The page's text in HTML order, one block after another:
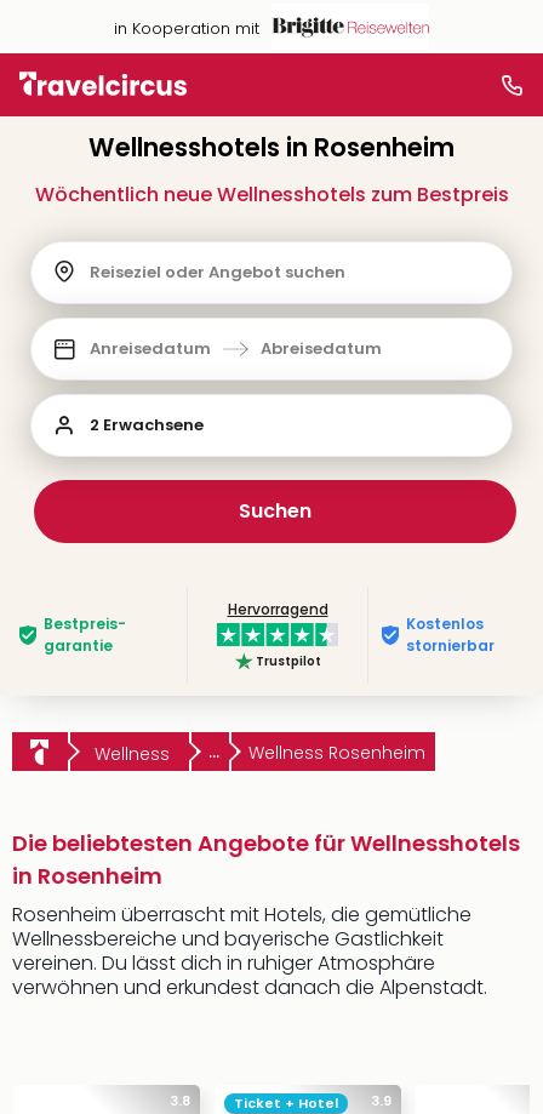
in Kooperation mit
Wellnesshotels in Rosenheim
Wöchentlich neue Wellnesshotels zum Bestpreis
Reiseziel oder Angebot suchen
Anreisedatum Abreisedatum
2 Erwachsene
Suchen
Bestpreis­
garantie
Hervorragend
Trustpilot
Kostenlos
stornierbar
Wellness ... Wellness Rosenheim
Die beliebtesten Angebote für Wellnesshotels
in Rosenheim
Rosenheim überrascht mit Hotels, die gemütliche
Wellnessbereiche und bayerische Gastlichkeit
vereinen. Du lässt dich in ruhiger Atmosphäre
verwöhnen und erkundest danach die Alpenstadt.
3.8 3.9
Ticket + Hotel